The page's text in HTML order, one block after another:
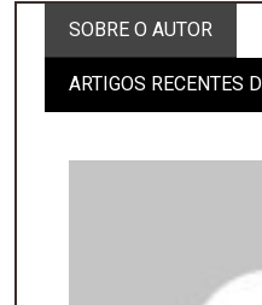
SOBRE O AUTOR
ARTIGOS RECENTES